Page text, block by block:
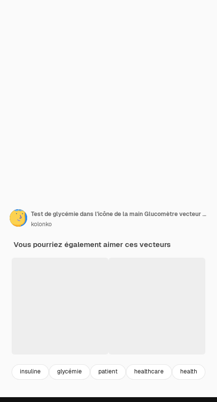
Test de glycémie dans l'icône de la main Glucomètre vecteur moniteur sanguin Diabète sucre mètre dispositif de contrôle de l'insuline
kolonko
Vous pourriez également aimer ces vecteurs
insuline glycémie patient healthcare health